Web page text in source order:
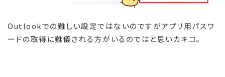
Outlookでの難しい設定ではないのですがアプリ用パスワ
ードの取得に難儀される方がいるのではと思いカキコ。